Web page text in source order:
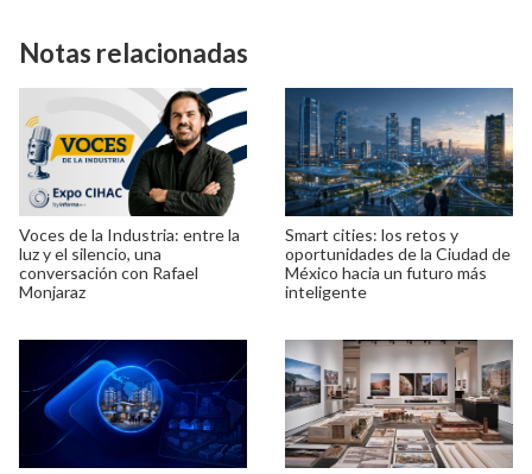
Notas relacionadas
Voces de la Industria: entre la
luz y el silencio, una
conversación con Rafael
Monjaraz
Smart cities: los retos y
oportunidades de la Ciudad de
México hacia un futuro más
inteligente